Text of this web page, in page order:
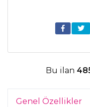
Bu ilan
Genel Özellikler